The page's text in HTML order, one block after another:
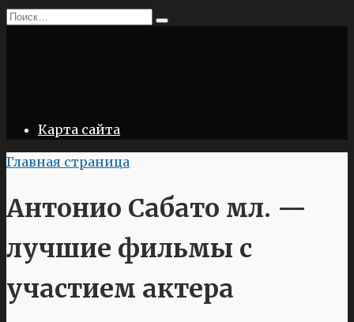
Перейти
Search
Карта сайта
Главная страница
Антонио Сабато мл. —
лучшие фильмы с
участием актера